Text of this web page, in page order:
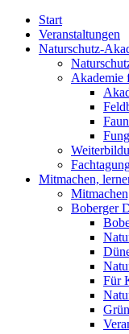
Start
Veranstaltungen
Naturschutz-
Akademie
Mitmachen,
Boberger
Für